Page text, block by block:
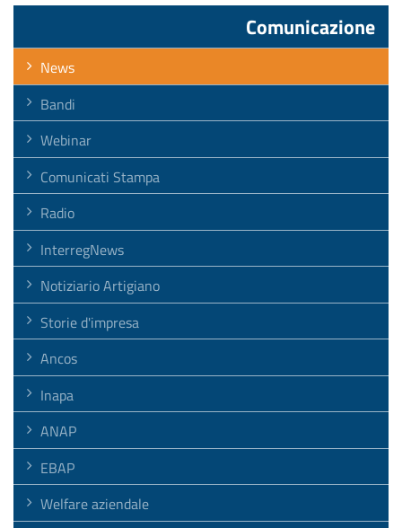
Comunicazione
News
Bandi
Webinar
Comunicati Stampa
Radio
InterregNews
Notiziario Artigiano
Storie d'impresa
Ancos
Inapa
ANAP
EBAP
Welfare aziendale